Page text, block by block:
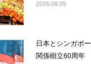
2026.08.05
日本とシンガポ
関係樹立60周年